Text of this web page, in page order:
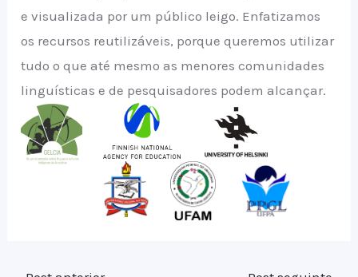
e visualizada por um público leigo. Enfatizamos
os recursos reutilizáveis, porque queremos utilizar
tudo o que até mesmo as menores comunidades
linguísticas e de pesquisadores podem alcançar.